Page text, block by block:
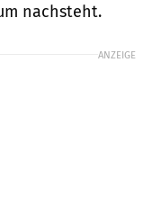
nachsteht.
ANZEIGE